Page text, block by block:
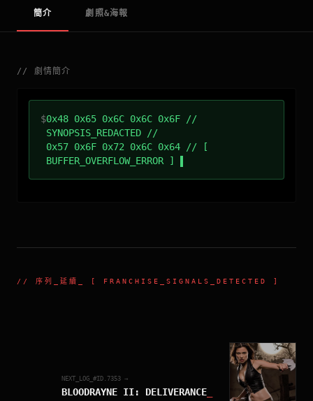
簡介 劇照&海報
// 劇情簡介
$0x48 0x65 0x6C 0x6C 0x6F //
SYNOPSIS_REDACTED //
0x57 0x6F 0x72 0x6C 0x64 // [
BUFFER_OVERFLOW_ERROR ]
// 序列_延續 _ [ FRANCHISE_SIGNALS_DETECTED ]
NEXT_LOG_#ID. 7353 →
BLOODRAYNE II: DELIVERANCE